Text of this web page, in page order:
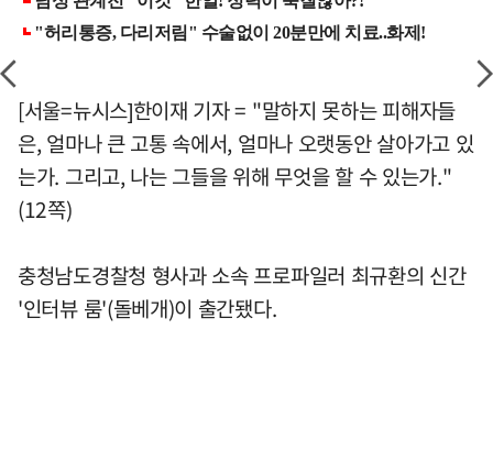
[서울=뉴시스]한이재 기자 = "말하지 못하는 피해자들
은, 얼마나 큰 고통 속에서, 얼마나 오랫동안 살아가고 있
는가. 그리고, 나는 그들을 위해 무엇을 할 수 있는가."
(12쪽)
충청남도경찰청 형사과 소속 프로파일러 최규환의 신간
'인터뷰 룸'(돌베개)이 출간됐다.